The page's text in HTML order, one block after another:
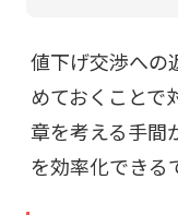
値下げ交渉への
めておくことで
章を考える手間
を効率化できる